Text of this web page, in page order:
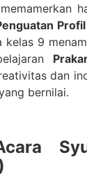
kelas 9
dan
bernilai.